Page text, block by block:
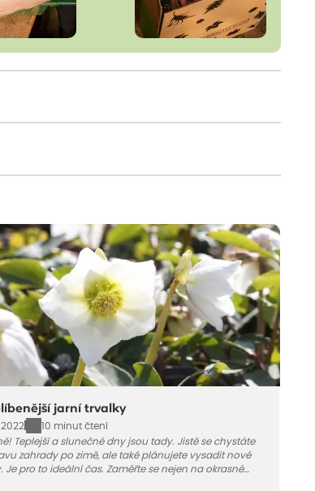
jarní trvalky
10 minut čtení
Teplejší a slunečné dny jsou tady. Jistě se chystáte
zahrady po zimě, ale také plánujete vysadit nové
pro to ideální čas. Zaměřte se nejen na okrasné